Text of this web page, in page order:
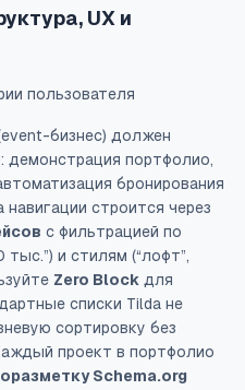
UX и
пользователя
бизнес) должен
демонстрация портфолио,
бронирования
строится через
с фильтрацией по
и стилям (“лофт”,
Zero Block для
списки Tilda не
сортировку без
проект в портфолио
Schema.org